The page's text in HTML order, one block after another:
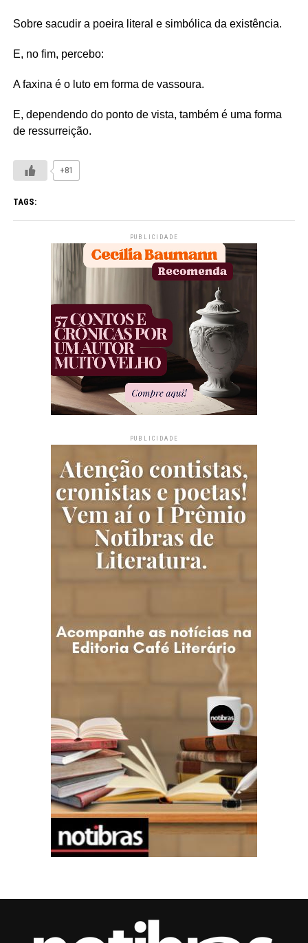
Sobre sacudir a poeira literal e simbólica da existência.
E, no fim, percebo:
A faxina é o luto em forma de vassoura.
E, dependendo do ponto de vista, também é uma forma
de ressurreição.
+81
TAGS:
PUBLICIDADE
PUBLICIDADE